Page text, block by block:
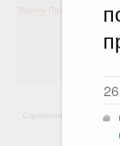
Работа Правительства
Стратегии